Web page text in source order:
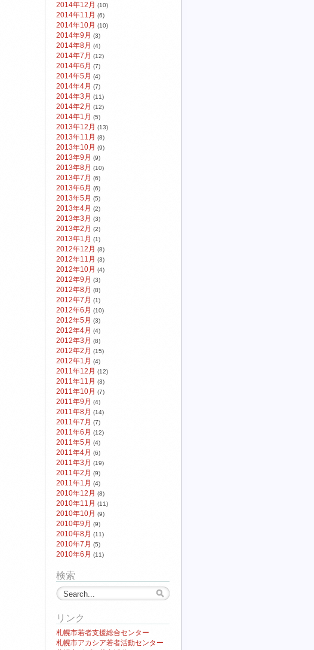
2014年12月 (10)
2014年11月 (6)
2014年10月 (10)
2014年9月 (3)
2014年8月 (4)
2014年7月 (12)
2014年6月 (7)
2014年5月 (4)
2014年4月 (7)
2014年3月 (11)
2014年2月 (12)
2014年1月 (5)
2013年12月 (13)
2013年11月 (8)
2013年10月 (9)
2013年9月 (9)
2013年8月 (10)
2013年7月 (6)
2013年6月 (6)
2013年5月 (5)
2013年4月 (2)
2013年3月 (3)
2013年2月 (2)
2013年1月 (1)
2012年12月 (8)
2012年11月 (3)
2012年10月 (4)
2012年9月 (3)
2012年8月 (8)
2012年7月 (1)
2012年6月 (10)
2012年5月 (3)
2012年4月 (4)
2012年3月 (8)
2012年2月 (15)
2012年1月 (4)
2011年12月 (12)
2011年11月 (3)
2011年10月 (7)
2011年9月 (4)
2011年8月 (14)
2011年7月 (7)
2011年6月 (12)
2011年5月 (4)
2011年4月 (6)
2011年3月 (19)
2011年2月 (9)
2011年1月 (4)
2010年12月 (8)
2010年11月 (11)
2010年10月 (9)
2010年9月 (9)
2010年8月 (11)
2010年7月 (5)
2010年6月 (11)
検索
リンク
札幌市若者支援総合センター
札幌市アカシア若者活動センター